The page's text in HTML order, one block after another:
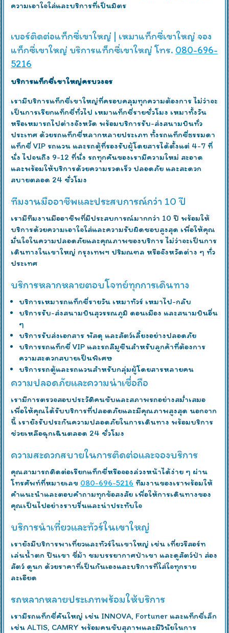
ความเอาใจใส่และบริการที่เป็นมิตร
เบอร์ติดต่อแท็กซี่เขาใหญ่ | เหมาแท็กซี่เขาใหญ่ จอง
แท็กซี่เขาใหญ่ บริการแท็กซี่เขาใหญ่ โทร. 080-696-
5216
บริการแท็กซี่เขาใหญ่ครบวงจร
เรามีบริการแท็กซี่เขาใหญ่ที่ครอบคลุมทุกความต้องการ ไม่ว่าจะ
เป็นการเรียกแท็กซี่ทั่วไป เหมาแท็กซี่รายชั่วโมง เหมาทั้งวัน
หรือเหมารถไปต่างจังหวัด พร้อมบริการรับ-ส่งสนามบินทั่ว
ประเทศ ด้วยรถแท็กซี่หลากหลายประเภท ทั้งรถแท็กซี่ธรรมดา
แท็กซี่ VIP รถแวน และรถตู้ที่รองรับผู้โดยสารได้ตั้งแต่ 4-7 ที่
นั่ง ไปจนถึง 9-12 ที่นั่ง รถทุกคันของเรามีความใหม่ สะอาด
และพร้อมให้บริการด้วยความรวดเร็ว ปลอดภัย และสะดวก
สบายตลอด 24 ชั่วโมง
ทีมงานมืออาชีพและประสบการณ์กว่า 10 ปี
เรามีทีมงานมืออาชีพที่มีประสบการณ์มากกว่า 10 ปี พร้อมให้
บริการด้วยความเอาใจใส่และความรับผิดชอบสูงสุด เพื่อให้คุณ
มั่นใจในความปลอดภัยและคุณภาพของบริการ ไม่ว่าจะเป็นการ
เดินทางในเขาใหญ่ กรุงเทพฯ ปริมณฑล หรือจังหวัดต่าง ๆ ทั่ว
ประเทศ
บริการหลากหลายตอบโจทย์ทุกการเดินทาง
บริการเหมารถแท็กซี่รายวัน เหมาทัวร์ เหมาไป-กลับ
บริการรับ-ส่งสนามบินสุวรรณภูมิ ดอนเมือง และสนามบินอื่น
ๆ
บริการรับส่งเอกสาร พัสดุ และสัตว์เลี้ยงอย่างปลอดภัย
บริการรถแท็กซี่ VIP และรถลีมูซีนสำหรับลูกค้าที่ต้องการ
ความสะดวกสบายเป็นพิเศษ
บริการรถตู้และรถแวนสำหรับกลุ่มผู้โดยสารหลายคน
ความปลอดภัยและความน่าเชื่อถือ
เรามีการตรวจสอบประวัติคนขับและสภาพรถอย่างสม่ำเสมอ
เพื่อให้คุณได้รับบริการที่ปลอดภัยและมีคุณภาพสูงสุด นอกจาก
นี้ เรายังรับประกันความปลอดภัยในการเดินทาง พร้อมบริการ
ช่วยเหลือฉุกเฉินตลอด 24 ชั่วโมง
ความสะดวกสบายในการติดต่อและจองบริการ
คุณสามารถติดต่อเรียกแท็กซี่หรือจองล่วงหน้าได้ง่าย ๆ ผ่าน
โทรศัพท์ที่หมายเลข 080-696-5216 ทีมงานของเราพร้อมให้
คำแนะนำและตอบคำถามทุกข้อสงสัย เพื่อให้การเดินทางของ
คุณเป็นไปอย่างราบรื่นและน่าประทับใจ
บริการนำเที่ยวและทัวร์ในเขาใหญ่
เรายังมีบริการพาเที่ยวและทัวร์ในเขาใหญ่ เช่น เที่ยวรีสอร์ท
เล่นน้ำตก ปีนเขา ขี่ม้า ชมบรรยากาศป่าเขา และดูสัตว์ป่า ส่อง
สัตว์ ดูนก ด้วยราคาที่เป็นกันเองและบริการที่ใส่ใจทุกราย
ละเอียด
รถหลากหลายประเภทพร้อมให้บริการ
เรามีรถแท็กซี่คันใหญ่ เช่น INNOVA, Fortuner และแท็กซี่เล็ก
เช่น ALTIS, CAMRY พร้อมคนขับสุภาพและมีวินัยในการ